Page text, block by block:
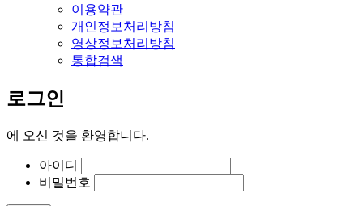
이용약관
개인정보처리방침
영상정보처리방침
통합검색
로그인
에 오신 것을 환영합니다.
아이디
비밀번호